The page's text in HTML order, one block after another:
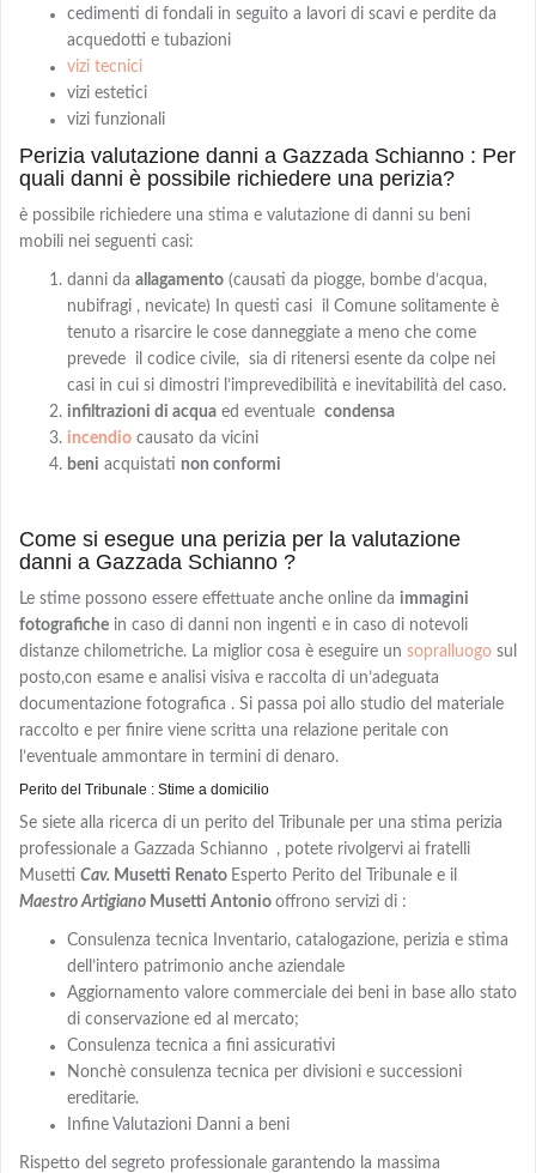
cedimenti di fondali in seguito a lavori di scavi e perdite da
acquedotti e tubazioni
vizi tecnici
vizi estetici
vizi funzionali
Perizia valutazione danni a Gazzada Schianno : Per
quali danni è possibile richiedere una perizia?
è possibile richiedere una stima e valutazione di danni su beni
mobili nei seguenti casi:
danni da allagamento (causati da piogge, bombe d’acqua,
nubifragi , nevicate) In questi casi il Comune solitamente è
tenuto a risarcire le cose danneggiate a meno che come
prevede il codice civile, sia di ritenersi esente da colpe nei
casi in cui si dimostri l’imprevedibilità e inevitabilità del caso.
infiltrazioni di acqua ed eventuale condensa
incendio causato da vicini
beni acquistati non conformi
Come si esegue una perizia per la valutazione
danni a Gazzada Schianno ?
Le stime possono essere effettuate anche online da immagini
fotografiche in caso di danni non ingenti e in caso di notevoli
distanze chilometriche. La miglior cosa è eseguire un sopralluogo sul
posto,con esame e analisi visiva e raccolta di un’adeguata
documentazione fotografica . Si passa poi allo studio del materiale
raccolto e per finire viene scritta una relazione peritale con
l’eventuale ammontare in termini di denaro.
Perito del Tribunale : Stime a domicilio
Se siete alla ricerca di un perito del Tribunale per una stima perizia
professionale a Gazzada Schianno , potete rivolgervi ai fratelli
Musetti Cav. Musetti Renato Esperto Perito del Tribunale e il
Maestro Artigiano Musetti Antonio offrono servizi di :
Consulenza tecnica Inventario, catalogazione, perizia e stima
dell’intero patrimonio anche aziendale
Aggiornamento valore commerciale dei beni in base allo stato
di conservazione ed al mercato;
Consulenza tecnica a fini assicurativi
Nonchè consulenza tecnica per divisioni e successioni
ereditarie.
Infine Valutazioni Danni a beni
Rispetto del segreto professionale garantendo la massima